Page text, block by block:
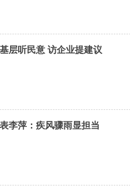
层听民意 访企业提建议
李萍：疾风骤雨显担当